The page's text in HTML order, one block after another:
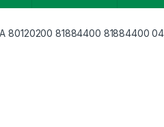
80120200 81884400 81884400